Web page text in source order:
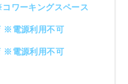
ワーキングスペース
※電源利用不可
※電源利用不可